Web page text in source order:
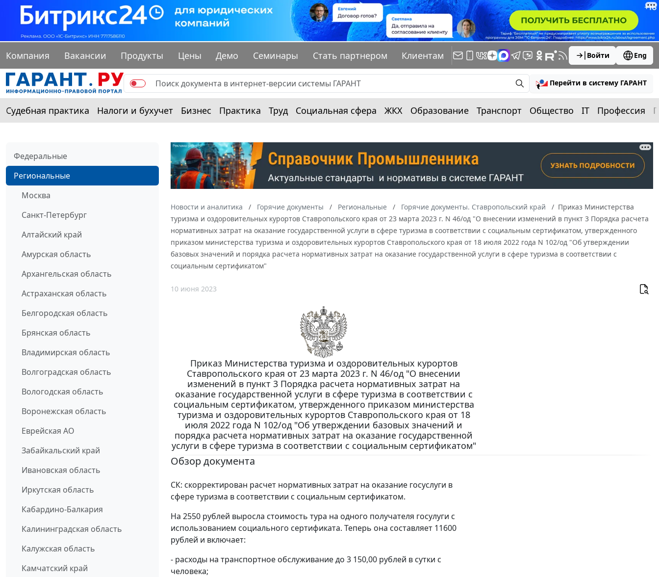
Компания Вакансии Продукты Цены Демо Семинары Стать партнером Клиентам Войти Eng
Перейти в систему ГАРАНТ
Судебная практика Налоги и бухучет Бизнес Практика Труд Социальная сфера ЖКХ Образование Транспорт Общество IT Профессия
Федеральные
Региональные
Москва
Санкт-Петербург
Алтайский край
Амурская область
Архангельская область
Астраханская область
Белгородская область
Брянская область
Владимирская область
Волгоградская область
Вологодская область
Воронежская область
Еврейская АО
Забайкальский край
Ивановская область
Иркутская область
Кабардино-Балкария
Калининградская область
Калужская область
Камчатский край
Новости и аналитика Горячие документы Региональные Горячие документы. Ставропольский край
Приказ Министерства
туризма и оздоровительных курортов Ставропольского края от 23 марта 2023 г. N 46/од "О внесении изменений в пункт 3 Порядка расчета
нормативных затрат на оказание государственной услуги в сфере туризма в соответствии с социальным сертификатом, утвержденного
приказом министерства туризма и оздоровительных курортов Ставропольского края от 18 июля 2022 года N 102/од "Об утверждении
базовых значений и порядка расчета нормативных затрат на оказание государственной услуги в сфере туризма в соответствии с
социальным сертификатом"
10 июня 2023
Приказ Министерства туризма и оздоровительных курортов
Ставропольского края от 23 марта 2023 г. N 46/од "О внесении
изменений в пункт 3 Порядка расчета нормативных затрат на
оказание государственной услуги в сфере туризма в соответствии с
социальным сертификатом, утвержденного приказом министерства
туризма и оздоровительных курортов Ставропольского края от 18
июля 2022 года N 102/од "Об утверждении базовых значений и
порядка расчета нормативных затрат на оказание государственной
услуги в сфере туризма в соответствии с социальным сертификатом"
Обзор документа
СК: скорректирован расчет нормативных затрат на оказание госуслуги в
сфере туризма в соответствии с социальным сертификатом.
На 2550 рублей выросла стоимость тура на одного получателя госулуги с
использованием социального сертификата. Теперь она составляет 11600
рублей и включает:
- расходы на транспортное обслуживание до 3 150,00 рублей в сутки с
человека;